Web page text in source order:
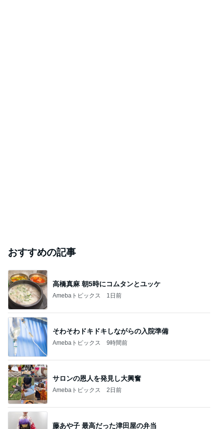
おすすめの記事
高橋真麻 朝5時にコムタンとユッケ
Amebaトピックス 1日前
そわそわドキドキしながらの入院準備
Amebaトピックス 9時間前
サロンの恩人を発見し大興奮
Amebaトピックス 2日前
藤あや子 最高だった津田屋の弁当